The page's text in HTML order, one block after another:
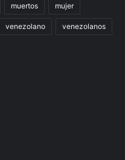
muertos mujer
venezolano venezolanos